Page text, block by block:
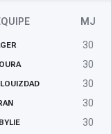
MJ
30
30
30
30
30